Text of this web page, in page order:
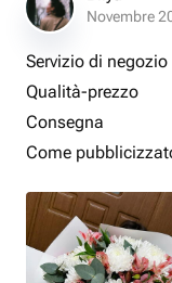
Novembre
Servizio di negozio
Qualità-prezzo
Consegna
Come